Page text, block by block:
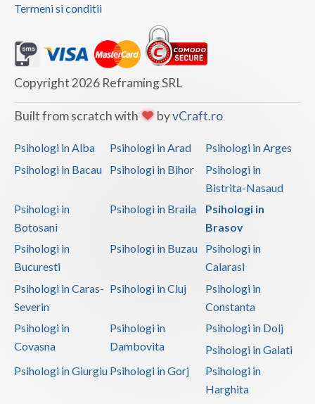
Termeni si conditii
Copyright 2026 Reframing SRL
Built from scratch with byvCraft.ro
Psihologi in Alba Psihologi in Arad
Psihologi in Arges
Psihologi in Bacau
Psihologi in Bihor
Psihologi in
Bistrita-Nasaud
Psihologi in
Botosani
Psihologi in Braila
Psihologi in
Brasov
Psihologi in
Bucuresti
Psihologi in Buzau
Psihologi in
Calarasi
Psihologi in Caras-
Severin
Psihologi in Cluj
Psihologi in
Constanta
Psihologi in
Covasna
Psihologi in
Dambovita
Psihologi in Dolj
Psihologi in Galati
Psihologi in Giurgiu Psihologi in Gorj
Psihologi in
Harghita